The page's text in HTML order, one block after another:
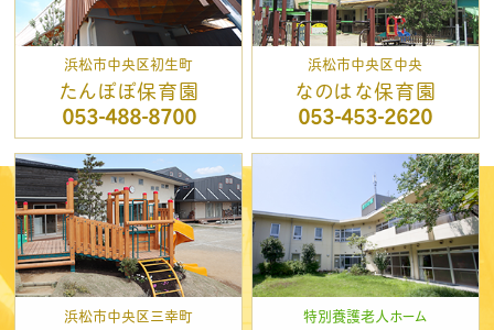
浜松市中央区初生町
たんぽぽ保育園
053-488-8700
浜松市中央区中央
なのはな保育園
053-453-2620
浜松市中央区三幸町 特別養護老人ホーム